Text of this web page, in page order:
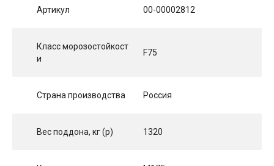
Артикул 00-00002812
Класс морозостойкост
и
F75
Страна производства Россия
Вес поддона, кг (p) 1320